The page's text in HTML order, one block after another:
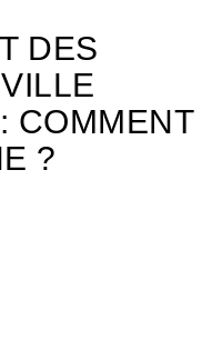
DES
COMMENT
?